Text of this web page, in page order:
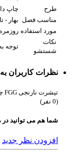
طرح
چاپ
مناسب فصل بهار -
مورد استفاده
نکات
شستشو
توجه
نظرات کاربران به
تیشرت نارنجی FGG چاپ گرافیکی – استوک نخ پنبه
(0 نفر)
شما هم می توانید در
افزودن نظر جدید